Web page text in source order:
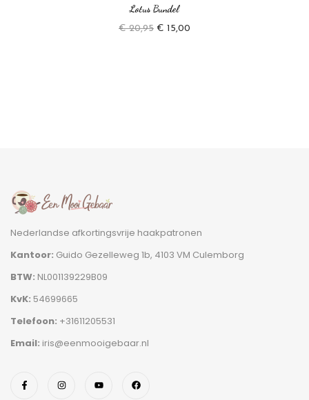
Lotus Bundel
€20,95 € 15,00
Nederlandse afkortingsvrije haakpatronen
Kantoor: Guido Gezelleweg 1b, 4103 VM Culemborg
BTW: NL001139229B09
KvK: 54699665
Telefoon: +31611205531
Email: iris@eenmooigebaar.nl